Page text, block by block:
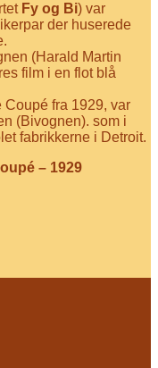
Fy og Bi) var
der huserede
(Harald Martin
film i en flot blå
fra 1929, var
(Bivognen). som i
fabrikkerne i Detroit.
– 1929